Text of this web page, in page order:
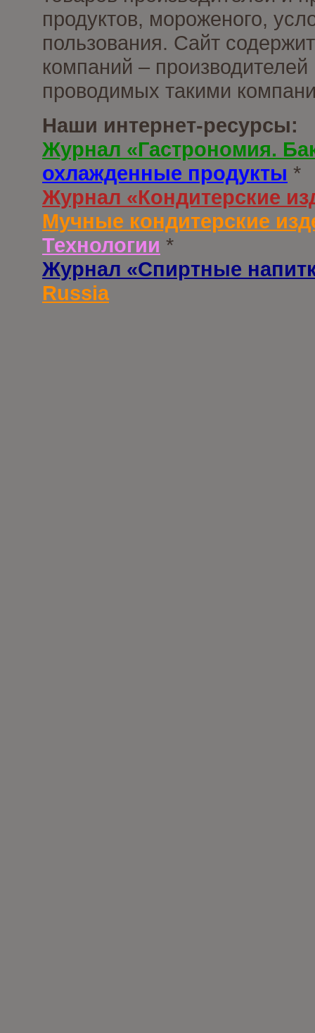
продуктов, мороженого,
пользования. Сайт
компаний –
проводимых такими
Наши интернет-ресурсы:
Журнал «Гастрономия.
охлажденные продукты *
Журнал «Кондитерские
Мучные кондитерские
Технологии *
Журнал «Спиртные
Russia